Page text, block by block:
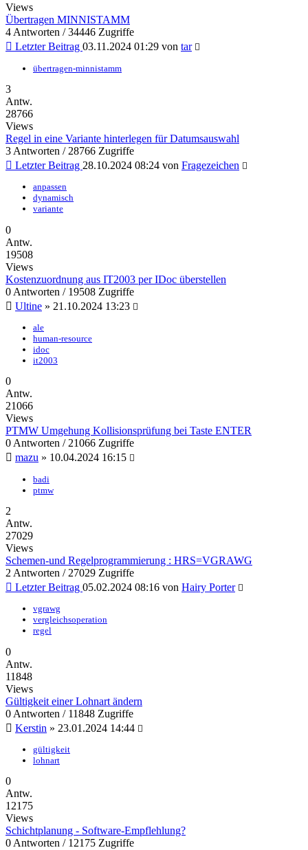
Views
Übertragen MINNISTAMM
4 Antworten / 34446 Zugriffe
Letzter Beitrag 03.11.2024 01:29 von tar
übertragen-minnistamm
3
Antw.
28766
Views
Regel in eine Variante hinterlegen für Datumsauswahl
3 Antworten / 28766 Zugriffe
Letzter Beitrag 28.10.2024 08:24 von Fragezeichen
anpassen
dynamisch
variante
0
Antw.
19508
Views
Kostenzuordnung aus IT2003 per IDoc überstellen
0 Antworten / 19508 Zugriffe
Ultine » 21.10.2024 13:23
ale
human-resource
idoc
it2003
0
Antw.
21066
Views
PTMW Umgehung Kollisionsprüfung bei Taste ENTER
0 Antworten / 21066 Zugriffe
mazu » 10.04.2024 16:15
badi
ptmw
2
Antw.
27029
Views
Schemen-und Regelprogrammierung : HRS=VGRAWG
2 Antworten / 27029 Zugriffe
Letzter Beitrag 05.02.2024 08:16 von Hairy Porter
vgrawg
vergleichsoperation
regel
0
Antw.
11848
Views
Gültigkeit einer Lohnart ändern
0 Antworten / 11848 Zugriffe
Kerstin » 23.01.2024 14:44
gültigkeit
lohnart
0
Antw.
12175
Views
Schichtplanung - Software-Empflehlung?
0 Antworten / 12175 Zugriffe